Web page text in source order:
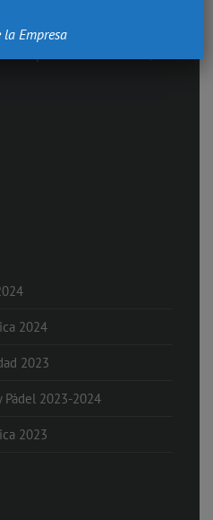
2024
2023
Pádel 2023-2024
2023
Empresa